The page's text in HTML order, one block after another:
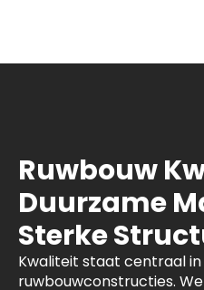
Ruwbouw
Duurzame
Sterke
Kwaliteit staat centraal in
ruwbouwconstructies.